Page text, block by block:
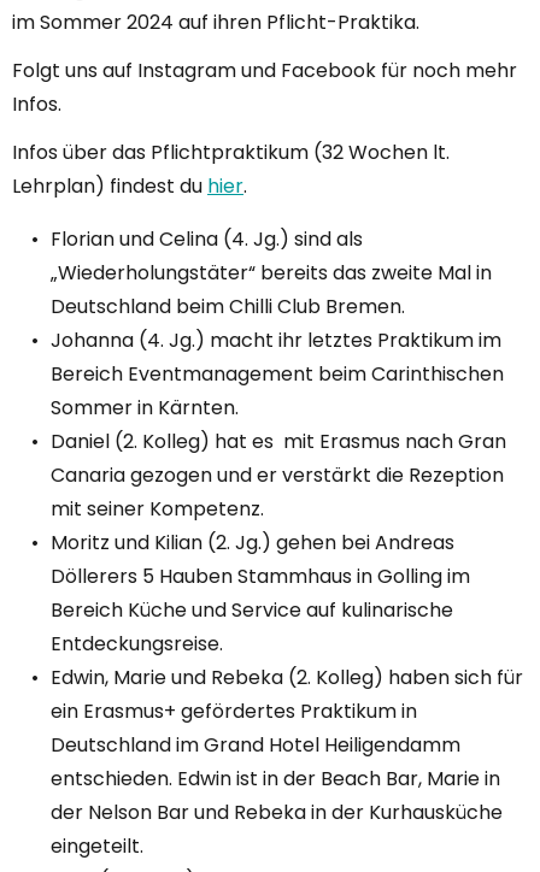
im Sommer 2024 auf ihren Pflicht-Praktika.
Folgt uns auf Instagram und Facebook für noch mehr
Infos.
Infos über das Pflichtpraktikum (32 Wochen lt.
Lehrplan) findest du hier.
Florian und Celina (4. Jg.) sind als
„Wiederholungstäter“ bereits das zweite Mal in
Deutschland beim Chilli Club Bremen.
Johanna (4. Jg.) macht ihr letztes Praktikum im
Bereich Eventmanagement beim Carinthischen
Sommer in Kärnten.
Daniel (2. Kolleg) hat es mit Erasmus nach Gran
Canaria gezogen und er verstärkt die Rezeption
mit seiner Kompetenz.
Moritz und Kilian (2. Jg.) gehen bei Andreas
Döllerers 5 Hauben Stammhaus in Golling im
Bereich Küche und Service auf kulinarische
Entdeckungsreise.
Edwin, Marie und Rebeka (2. Kolleg) haben sich für
ein Erasmus+ gefördertes Praktikum in
Deutschland im Grand Hotel Heiligendamm
entschieden. Edwin ist in der Beach Bar, Marie in
der Nelson Bar und Rebeka in der Kurhausküche
eingeteilt.